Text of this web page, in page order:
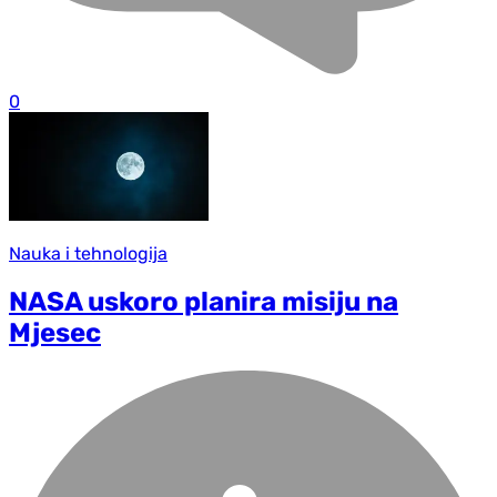
0
Nauka i tehnologija
NASA uskoro planira misiju na
Mjesec